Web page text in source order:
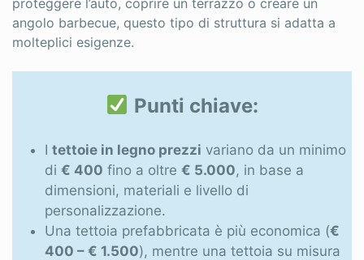
Tende da sole
Tetti
Sei un professionista?
Accedi
proteggere l’auto, coprire un terrazzo o creare un
angolo barbecue, questo tipo di struttura si adatta a
molteplici esigenze.
Punti chiave:
I tettoie in legno prezzi variano da un minimo
di € 400 fino a oltre € 5.000, in base a
dimensioni, materiali e livello di
personalizzazione.
Una tettoia prefabbricata è più economica (€
400 – € 1.500), mentre una tettoia su misura